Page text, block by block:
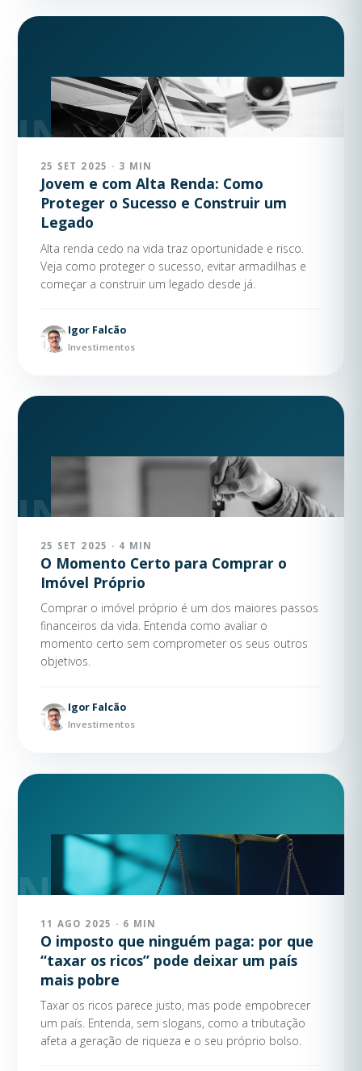
25 SET 2025 · 3 MIN
Jovem e com Alta Renda: Como
Proteger o Sucesso e Construir um
Legado
Alta renda cedo na vida traz oportunidade e risco.
Veja como proteger o sucesso, evitar armadilhas e
começar a construir um legado desde já.
Igor Falcão
Investimentos
25 SET 2025 · 4 MIN
O Momento Certo para Comprar o
Imóvel Próprio
Comprar o imóvel próprio é um dos maiores passos
financeiros da vida. Entenda como avaliar o
momento certo sem comprometer os seus outros
objetivos.
Igor Falcão
Investimentos
11 AGO 2025 · 6 MIN
O imposto que ninguém paga: por que
“taxar os ricos” pode deixar um país
mais pobre
Taxar os ricos parece justo, mas pode empobrecer
um país. Entenda, sem slogans, como a tributação
afeta a geração de riqueza e o seu próprio bolso.